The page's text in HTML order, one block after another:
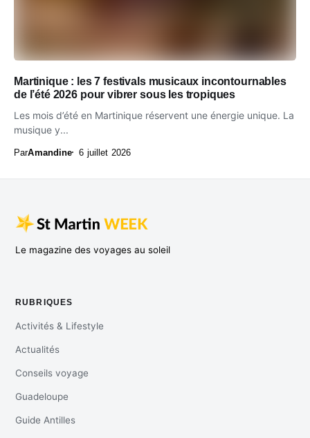
Martinique : les 7 festivals musicaux incontournables
de l’été 2026 pour vibrer sous les tropiques
Les mois d’été en Martinique réservent une énergie unique. La
musique y...
ParAmandine 6 juillet 2026
Le magazine des voyages au soleil
RUBRIQUES
Activités & Lifestyle
Actualités
Conseils voyage
Guadeloupe
Guide Antilles